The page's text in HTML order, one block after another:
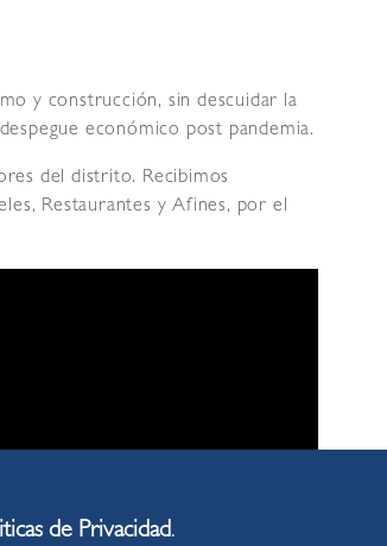
y construcción, sin descuidar la
económico post pandemia.
del distrito. Recibimos
Restaurantes y Afines, por el
de Privacidad.